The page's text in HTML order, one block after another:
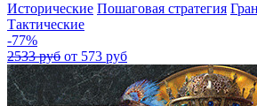
Исторические Пошаговая стратегия
Тактические
-77%
2533 руб от 573 руб